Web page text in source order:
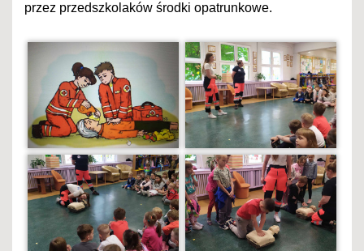
przez przedszkolaków środki opatrunkowe.